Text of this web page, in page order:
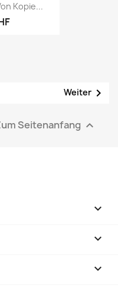
Kopie...
Weiter 
Seitenanfang 


